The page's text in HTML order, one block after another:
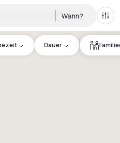
Wann? Alle
Dauer